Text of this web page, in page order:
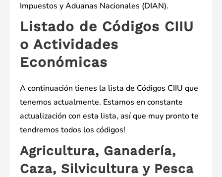
Impuestos y Aduanas Nacionales (DIAN).
Listado de Códigos CIIU
o Actividades
Económicas
A continuación tienes la lista de Códigos CIIU que
tenemos actualmente. Estamos en constante
actualización con esta lista, así que muy pronto te
tendremos todos los códigos!
Agricultura, Ganadería,
Caza, Silvicultura y Pesca